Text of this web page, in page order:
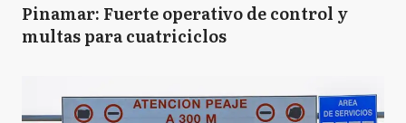
Pinamar: Fuerte operativo de control y
multas para cuatriciclos